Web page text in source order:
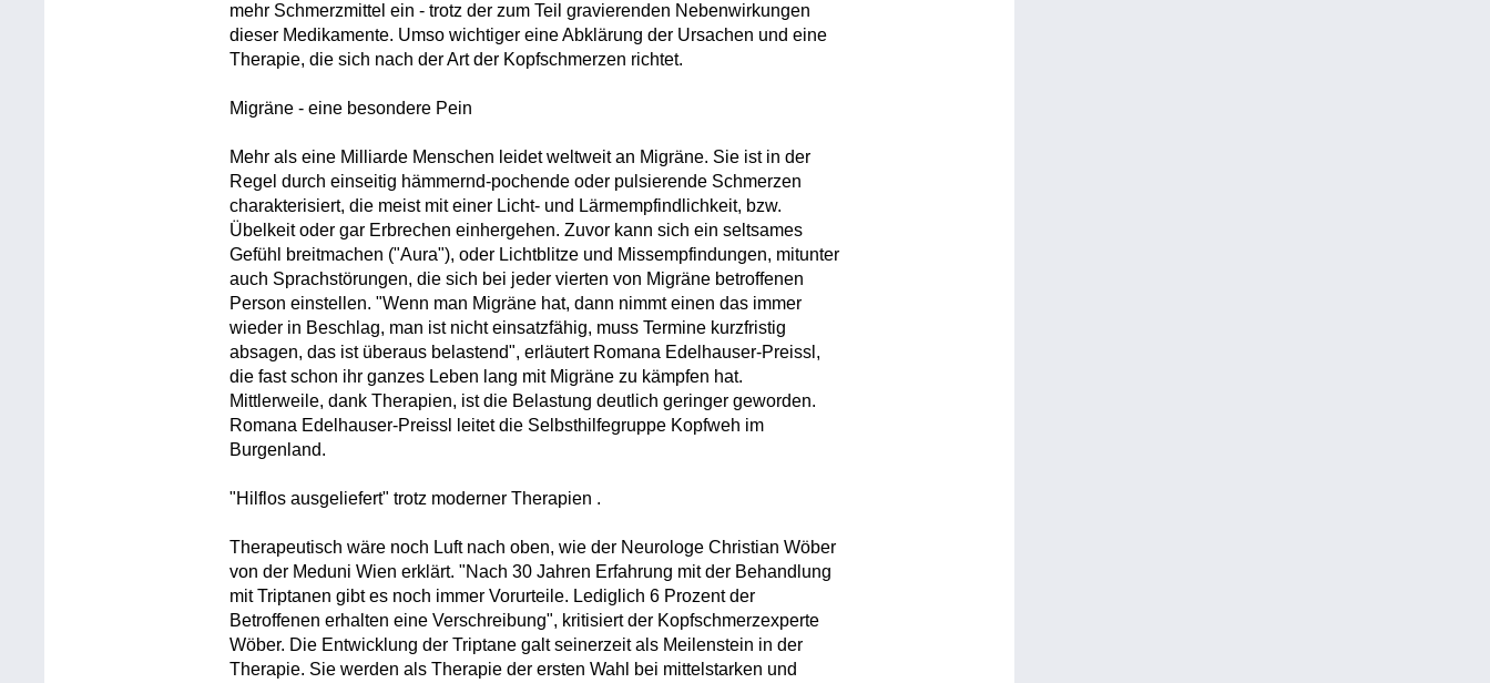
mehr Schmerzmittel ein - trotz der zum Teil gravierenden Nebenwirkungen
dieser Medikamente. Umso wichtiger eine Abklärung der Ursachen und eine
Therapie, die sich nach der Art der Kopfschmerzen richtet.
Migräne - eine besondere Pein
Mehr als eine Milliarde Menschen leidet weltweit an Migräne. Sie ist in der
Regel durch einseitig hämmernd-pochende oder pulsierende Schmerzen
charakterisiert, die meist mit einer Licht- und Lärmempfindlichkeit, bzw.
Übelkeit oder gar Erbrechen einhergehen. Zuvor kann sich ein seltsames
Gefühl breitmachen ("Aura"), oder Lichtblitze und Missempfindungen, mitunter
auch Sprachstörungen, die sich bei jeder vierten von Migräne betroffenen
Person einstellen. "Wenn man Migräne hat, dann nimmt einen das immer
wieder in Beschlag, man ist nicht einsatzfähig, muss Termine kurzfristig
absagen, das ist überaus belastend", erläutert Romana Edelhauser-Preissl,
die fast schon ihr ganzes Leben lang mit Migräne zu kämpfen hat.
Mittlerweile, dank Therapien, ist die Belastung deutlich geringer geworden.
Romana Edelhauser-Preissl leitet die Selbsthilfegruppe Kopfweh im
Burgenland.
"Hilflos ausgeliefert" trotz moderner Therapien .
Therapeutisch wäre noch Luft nach oben, wie der Neurologe Christian Wöber
von der Meduni Wien erklärt. "Nach 30 Jahren Erfahrung mit der Behandlung
mit Triptanen gibt es noch immer Vorurteile. Lediglich 6 Prozent der
Betroffenen erhalten eine Verschreibung", kritisiert der Kopfschmerzexperte
Wöber. Die Entwicklung der Triptane galt seinerzeit als Meilenstein in der
Therapie. Sie werden als Therapie der ersten Wahl bei mittelstarken und